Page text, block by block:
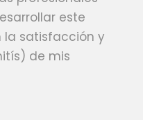
este
la satisfacción y
de mis